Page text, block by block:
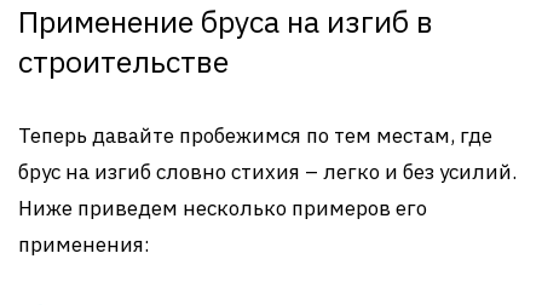
Применение бруса на изгиб в
строительстве
Теперь давайте пробежимся по тем местам, где
брус на изгиб словно стихия – легко и без усилий.
Ниже приведем несколько примеров его
применения: